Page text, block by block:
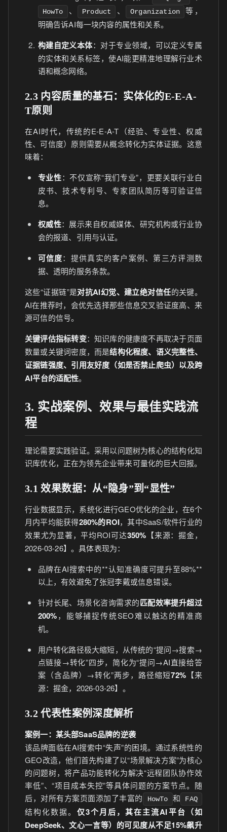
HowTo 、 Product 、 Organization
等，
明确告诉AI每一块内容的属性和关系。
构建自定义本体：对于专业领域，可以定义专属
的实体和关系标签，使AI能更精准地理解行业术
语和概念网络。
2.3 内容质量的基石：实体化的E-E-A-
T原则
在AI时代，传统的E-E-A-T（经验、专业性、权威
性、可信度）原则需要从概念转化为实体证据。这意
味着：
专业性：不仅宣称“我们专业”，更要关联行业白
皮书、技术专利号、专家团队简历等可验证信
息。
权威性：展示来自权威媒体、研究机构或行业协
会的报道、引用与认证。
可信度：提供真实的客户案例、第三方评测数
据、透明的服务条款。
这些“证据链”是对抗AI幻觉、建立绝对信任的关键。
AI在推荐时，会优先选择那些信息交叉验证度高、来
源可信的信号。
关键评估指标转变：知识库的健康度不再取决于页面
数量或关键词密度，而是结构化程度、语义完整性、
证据链强度、引用友好度（如是否禁止爬虫）以及跨
AI平台的适配性。
3. 实战案例、效果与最佳实践流
程
理论需要实践验证。采用以问题树为核心的结构化知
识库优化，正在为领先企业带来可量化的巨大回报。
3.1 效果数据：从“隐身”到“显性”
行业数据显示，系统化进行GEO优化的企业，在6个
月内平均能获得280%的ROI，其中SaaS/软件行业的
效果尤为显著，平均ROI可达350% 【来源：掘金，
2026-03-26】。具体表现为：
品牌在AI搜索中的**认知准确度可提升至88%**
以上，有效避免了张冠李戴或信息错误。
针对长尾、场景化咨询需求的匹配效率提升超过
200%，能够捕捉传统SEO难以触达的精准商
机。
用户转化路径极大缩短，从传统的“提问→搜索→
点链接→转化”四步，简化为“提问→AI直接给答
案（含品牌）→转化”两步，路径缩短72%【来
源：掘金，2026-03-26】。
3.2 代表性案例深度解析
案例一：某头部SaaS品牌的逆袭
该品牌面临在AI搜索中“失声”的困境。通过系统性的
GEO改造，他们首先构建了以“场景解决方案”为核心
的问题树，将产品功能转化为解决“远程团队协作效
率低”、“项目成本失控”等具体问题的方案节点。随
后，对所有方案页面添加了丰富的
HowTo 和 FAQ
结构化数据。 仅3个月后，其在主流AI平台（如
DeepSeek、文心一言等）的可见度从不足15%飙升